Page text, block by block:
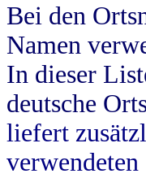
Bei den
Namen
In dieser
deutsche
liefert